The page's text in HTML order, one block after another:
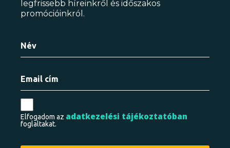
legfrissebb híreinkről és időszakos
promócióinkról.
Elfogadom az adatkezelési tájékoztatóban
foglaltakat.